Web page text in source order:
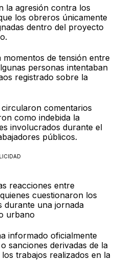
la agresión contra los
los obreros únicamente
dentro del proyecto
de tensión entre
personas intentaban
registrado sobre la
comentarios
como indebida la
involucrados durante el
públicos.
reacciones entre
cuestionaron los
durante una jornada
urbano
informado oficialmente
sanciones derivadas de la
trabajos realizados en la